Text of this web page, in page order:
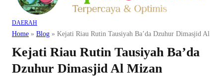
DAERAH
Home » Blog » Kejati Riau Rutin Tausiyah Ba’da Dzuhur Dimasjid Al
Kejati Riau Rutin Tausiyah Ba’da
Dzuhur Dimasjid Al Mizan